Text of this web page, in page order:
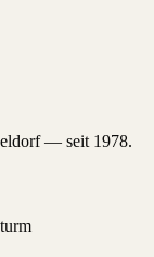
— seit 1978.